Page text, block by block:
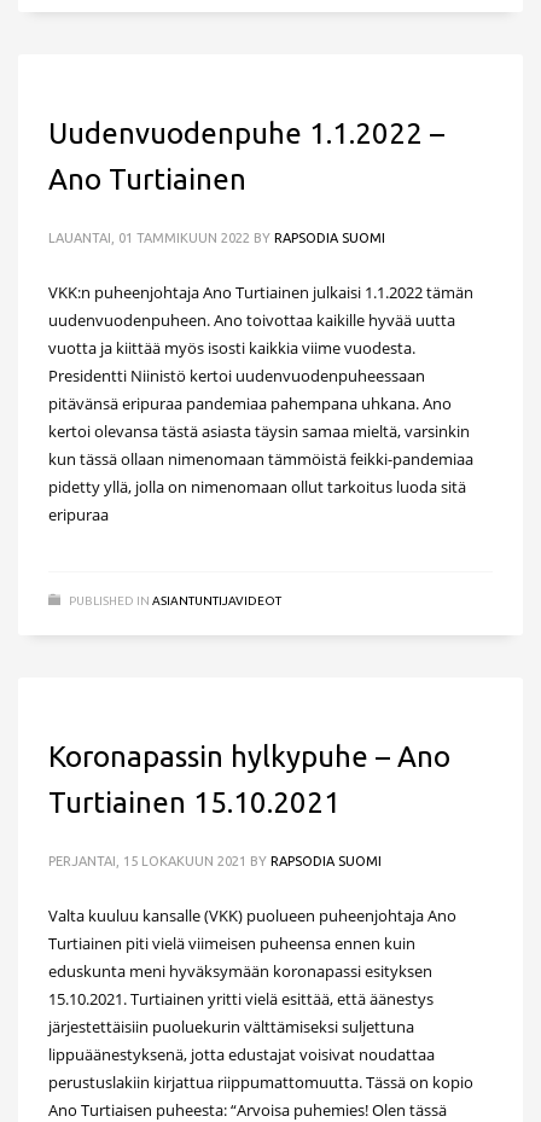
Uudenvuodenpuhe 1.1.2022 –
Ano Turtiainen
LAUANTAI, 01 TAMMIKUUN 2022 BY RAPSODIA SUOMI
VKK:n puheenjohtaja Ano Turtiainen julkaisi 1.1.2022 tämän
uudenvuodenpuheen. Ano toivottaa kaikille hyvää uutta
vuotta ja kiittää myös isosti kaikkia viime vuodesta.
Presidentti Niinistö kertoi uudenvuodenpuheessaan
pitävänsä eripuraa pandemiaa pahempana uhkana. Ano
kertoi olevansa tästä asiasta täysin samaa mieltä, varsinkin
kun tässä ollaan nimenomaan tämmöistä feikki-pandemiaa
pidetty yllä, jolla on nimenomaan ollut tarkoitus luoda sitä
eripuraa
PUBLISHED IN ASIANTUNTIJAVIDEOT
Koronapassin hylkypuhe – Ano
Turtiainen 15.10.2021
PERJANTAI, 15 LOKAKUUN 2021 BY RAPSODIA SUOMI
Valta kuuluu kansalle (VKK) puolueen puheenjohtaja Ano
Turtiainen piti vielä viimeisen puheensa ennen kuin
eduskunta meni hyväksymään koronapassi esityksen
15.10.2021. Turtiainen yritti vielä esittää, että äänestys
järjestettäisiin puoluekurin välttämiseksi suljettuna
lippuäänestyksenä, jotta edustajat voisivat noudattaa
perustuslakiin kirjattua riippumattomuutta. Tässä on kopio
Ano Turtiaisen puheesta: “Arvoisa puhemies! Olen tässä